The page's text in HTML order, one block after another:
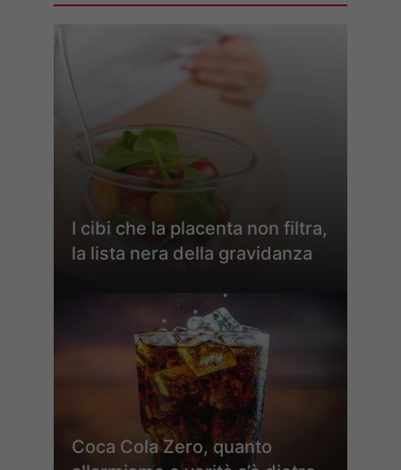
I cibi che la placenta non filtra,
la lista nera della gravidanza
Coca Cola Zero, quanto